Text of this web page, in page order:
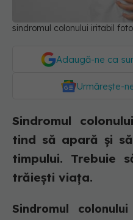
sindromul colonului iritabil
Adaugă-ne ca
Urmărește-
Sindromul
tind să apară și
timpului. Trebuie
trăiești viața.
Sindromul